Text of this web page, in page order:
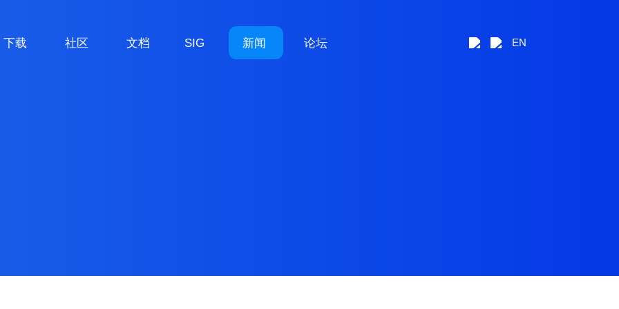
下载 社区 文档 SIG 新闻 论坛 EN